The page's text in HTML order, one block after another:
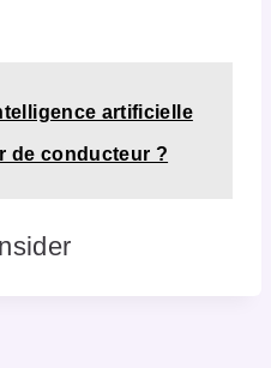
artificielle
de conducteur ?